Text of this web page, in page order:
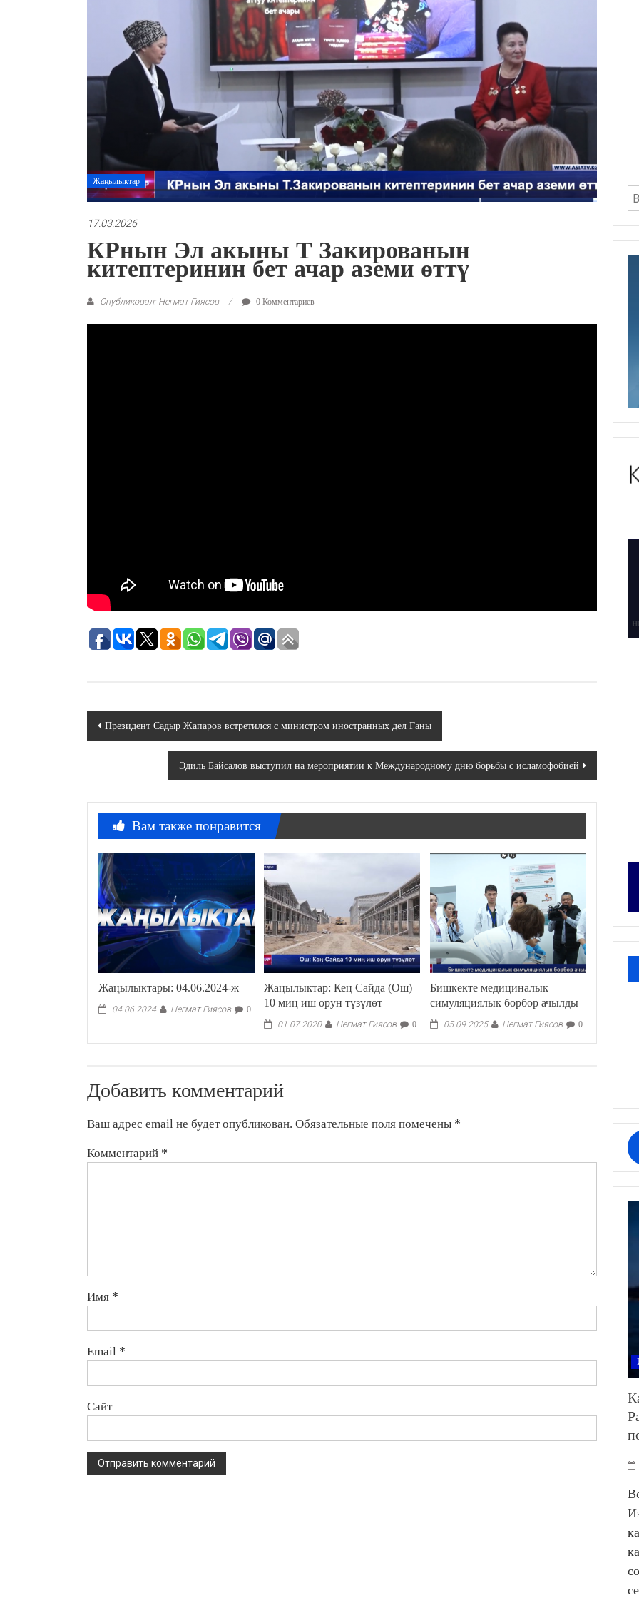
Жаңылыктар
17.03.2026
КРнын Эл акыны Т Закированын
китептеринин бет ачар аземи өттү
Опубликовал: Негмат Гиясов 0 Комментариев
Навигация
Президент Садыр Жапаров встретился с министром иностранных дел Ганы
Эдиль Байсалов выступил на мероприятии к Международному дню борьбы с исламофобией
Вам также понравится
Жаңылыктары: 04.06.2024-ж
04.06.2024 Негмат Гиясов 0
Жаңылыктар: Кең Сайда (Ош)
10 миң иш орун түзүлөт
01.07.2020 Негмат Гиясов 0
Бишкекте медициналык
симуляциялык борбор ачылды
05.09.2025 Негмат Гиясов 0
Добавить комментарий
Ваш адрес email не будет опубликован. Обязательные поля помечены *
Комментарий *
Имя *
Email *
Сайт